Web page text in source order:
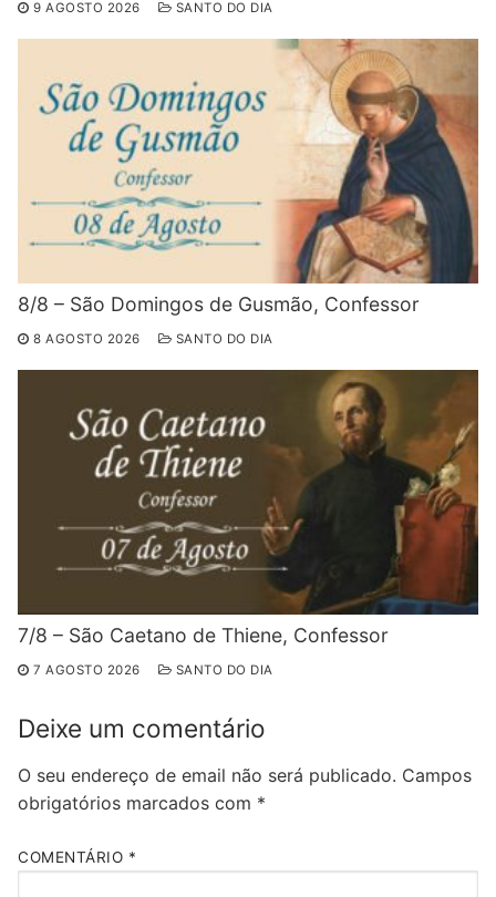
9 AGOSTO 2026 SANTO DO DIA
8/8 – São Domingos de Gusmão, Confessor
8 AGOSTO 2026 SANTO DO DIA
7/8 – São Caetano de Thiene, Confessor
7 AGOSTO 2026 SANTO DO DIA
Deixe um comentário
O seu endereço de email não será publicado. Campos
obrigatórios marcados com *
COMENTÁRIO *